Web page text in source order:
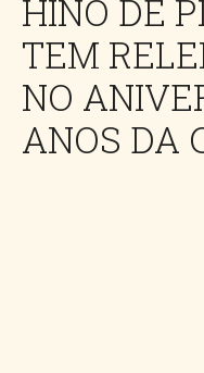
HINO DE
TEM
NO
ANOS DA